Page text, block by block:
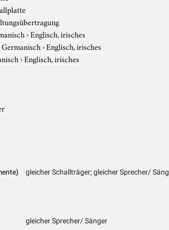
›Englisch, irisches
Germanisch›Englisch, irisches
›Englisch, irisches
gleicher Schallträger; gleicher Sprecher/
gleicher Sprecher/ Sänger